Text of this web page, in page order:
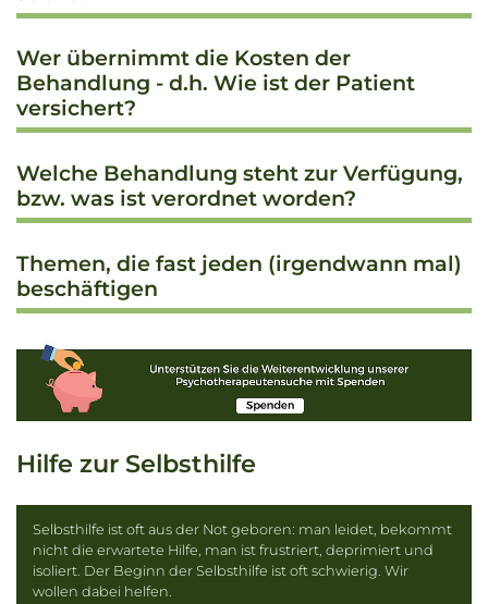
Wer übernimmt die Kosten der
Behandlung - d.h. Wie ist der Patient
versichert?
Welche Behandlung steht zur Verfügung,
bzw. was ist verordnet worden?
Themen, die fast jeden (irgendwann mal)
beschäftigen
Hilfe zur Selbsthilfe
Selbsthilfe ist oft aus der Not geboren: man leidet, bekommt
nicht die erwartete Hilfe, man ist frustriert, deprimiert und
isoliert. Der Beginn der Selbsthilfe ist oft schwierig. Wir
wollen dabei helfen.